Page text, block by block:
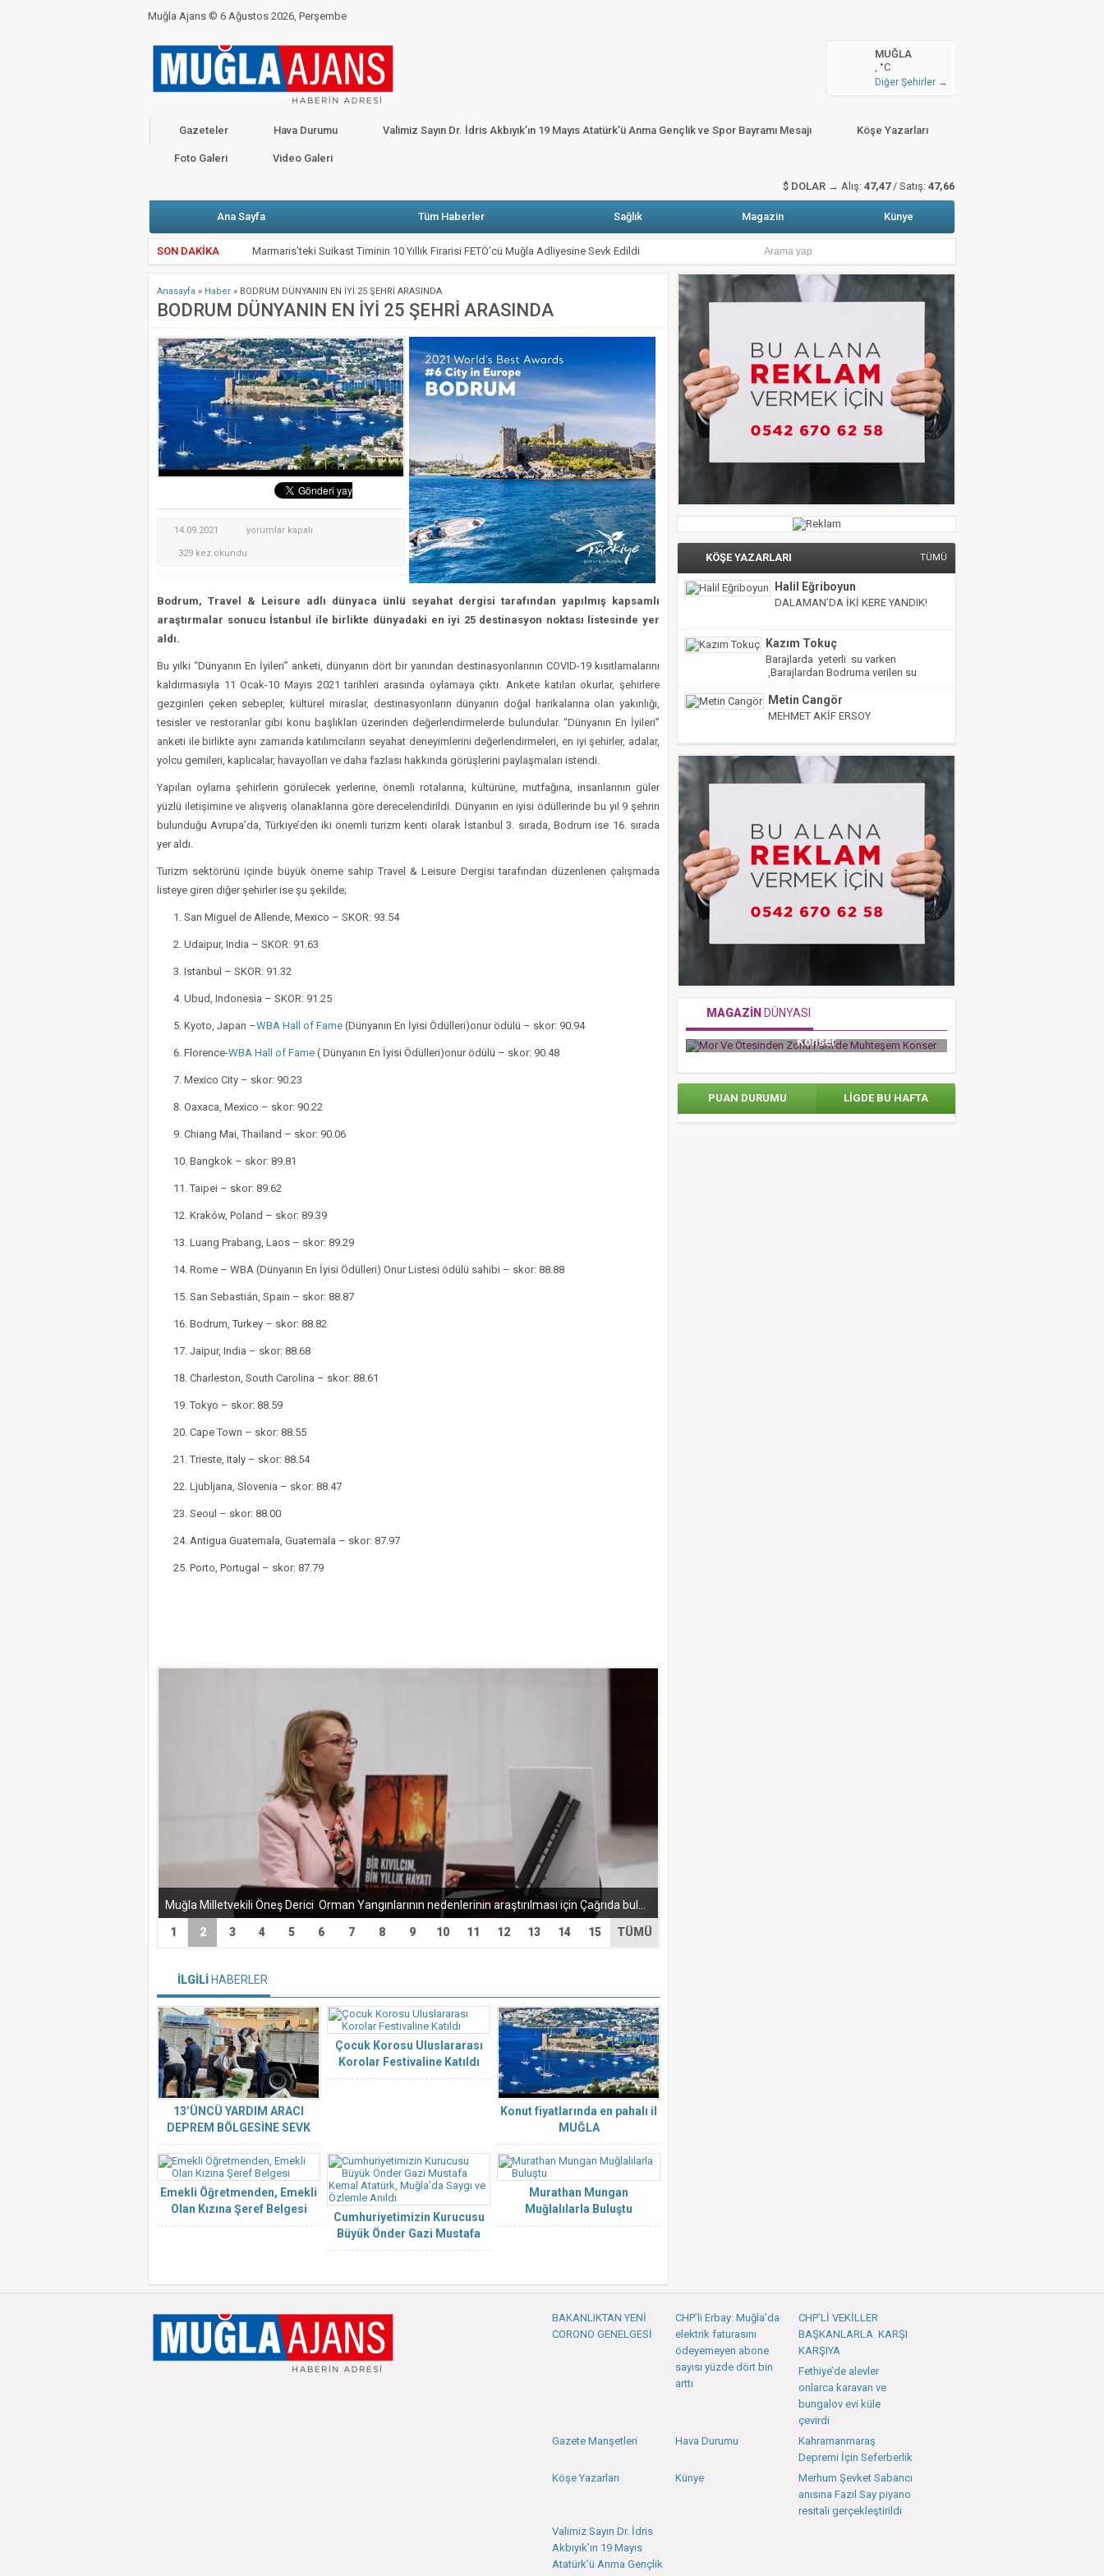
Muğla Ajans © 6 Ağustos 2026, Perşembe
BAKANLIKTAN YENİ CORONO GENELGESİ CHP’li Erbay: Muğla’da elektrik faturasını ödeyemeyen abone sayısı yüzde dört bin arttı
CHP’Lİ VEKİLLER BAŞKANLARLA KARŞI KARŞIYA Hava Durumu
MUĞLA
, °C
Diğer Şehirler →
Gazeteler Hava Durumu Valimiz Sayın Dr. İdris Akbıyık’ın 19 Mayıs Atatürk’ü Anma Gençlik ve Spor Bayramı Mesajı Köşe Yazarları
Foto Galeri Video Galeri
$ DOLAR → Alış: 47,47/ Satış: 47,66
Ana Sayfa Tüm Haberler Sağlık Magazin Künye
SON DAKİKA
Marmaris’teki Suikast Timinin 10 Yıllık Firarisi FETÖ’cü Muğla Adliyesine Sevk Edildi
ATIK KAĞIDIN EL İŞİ VE BOYAMA SANATIYLA TAMAMLADIĞI YOLCULUĞU
Muğla Valiliği’nden kritik uyarı: Yangın riskine karşı tedbir çağrısı
Zeytin Çiçeği Uluslararası Kısa Film Yarışması İçin Başvurular Başladı
Emekli Kafe Menteşe’de Hizmete Açılıyor: Çay 5 TL
Selahattin Sapmaz’ın Adı Menteşe’de Yaşatılacak
Bodrum’da STK’lar el ele verdi, Bodrum FK için kenetlendi
Muğla’nın Yeni Parti İl ve İlçe Başkanları Belli Oldu
Seydikemer’de Yangın Sonrası Seferberlik
Anasayfa » Haber » BODRUM DÜNYANIN EN İYİ 25 ŞEHRİ ARASINDA
BODRUM DÜNYANIN EN İYİ 25 ŞEHRİ ARASINDA
14.09.2021
BODRUM
DÜNYANIN
25
için
yorumlar kapalı
329 kez okundu
Bodrum, Travel & Leisure adlı dünyaca ünlü seyahat dergisi tarafından yapılmış kapsamlı
araştırmalar sonucu İstanbul ile birlikte dünyadaki en iyi 25 destinasyon noktası listesinde yer
aldı.
Bu yılki “Dünyanın En İyileri” anketi, dünyanın dört bir yanından destinasyonlarının COVID-19 kısıtlamalarını
kaldırmasıyla 11 Ocak-10 Mayıs 2021 tarihleri arasında oylamaya çıktı. Ankete katılan okurlar, şehirlere
gezginleri çeken sebepler, kültürel miraslar, destinasyonların dünyanın doğal harikalarına olan yakınlığı,
tesisler ve restoranlar gibi konu başlıkları üzerinden değerlendirmelerde bulundular. “Dünyanın En İyileri”
anketi ile birlikte aynı zamanda katılımcıların seyahat deneyimlerini değerlendirmeleri, en iyi şehirler, adalar,
yolcu gemileri, kaplıcalar, havayolları ve daha fazlası hakkında görüşlerini paylaşmaları istendi.
Yapılan oylama şehirlerin görülecek yerlerine, önemli rotalarına, kültürüne, mutfağına, insanlarının güler
yüzlü iletişimine ve alışveriş olanaklarına göre derecelendirildi. Dünyanın en iyisi ödüllerinde bu yıl 9 şehrin
bulunduğu Avrupa’da, Türkiye’den iki önemli turizm kenti olarak İstanbul 3. sırada, Bodrum ise 16. sırada
yer aldı.
Turizm sektörünü içinde büyük öneme sahip Travel & Leisure Dergisi tarafından düzenlenen çalışmada
listeye giren diğer şehirler ise şu şekilde;
San Miguel de Allende, Mexico – SKOR: 93.54
​​Udaipur, India – SKOR: 91.63
Istanbul – SKOR: 91.32
Ubud, Indonesia – SKOR: 91.25
Kyoto, Japan –WBA Hall of Fame (Dünyanın En İyisi Ödülleri)onur ödülü – skor: 90.94
Florence-WBA Hall of Fame ( Dünyanın En İyisi Ödülleri)onur ödülü – skor: 90.48
Mexico City – skor: 90.23
Oaxaca, Mexico – skor: 90.22
Chiang Mai, Thailand – skor: 90.06
Bangkok – skor: 89.81
Taipei – skor: 89.62
Kraków, Poland – skor: 89.39
Luang Prabang, Laos – skor: 89.29
Rome – WBA (Dünyanın En İyisi Ödülleri) Onur Listesi ödülü sahibi – skor: 88.88
San Sebastián, Spain – skor: 88.87
Bodrum, Turkey – skor: 88.82
Jaipur, India – skor: 88.68
Charleston, South Carolina – skor: 88.61
Tokyo – skor: 88.59
Cape Town – skor: 88.55
Trieste, Italy – skor: 88.54
Ljubljana, Slovenia – skor: 88.47
Seoul – skor: 88.00
Antigua Guatemala, Guatemala – skor: 87.97
Porto, Portugal – skor: 87.79
1 2 3 4 5 6 7 8 9 10 11 12 13 14 15 TÜMÜ
İLGİLİ HABERLER
13’ÜNCÜ YARDIM ARACI
DEPREM BÖLGESİNE SEVK
EDİLDİ
Çocuk Korosu Uluslararası
Korolar Festivaline Katıldı
Konut fiyatlarında en pahalı il
MUĞLA
Emekli Öğretmenden, Emekli
Olan Kızına Şeref Belgesi
Cumhuriyetimizin Kurucusu
Büyük Önder Gazi Mustafa
Kemal Atatürk, Muğla’da
Murathan Mungan
Muğlalılarla Buluştu
KÖŞE YAZARLARI TÜMÜ
Halil Eğriboyun
DALAMAN’DA İKİ KERE YANDIK!
Kazım Tokuç
Barajlarda yeterli su varken
,Barajlardan Bodruma verilen su
miktarı yarıya indirilmiş!
Metin Cangör
MEHMET AKİF ERSOY
MAGAZİN DÜNYASI
Mor Ve Ötesinden Zorlu Psm’de Muhteşem
Konser
PUAN DURUMU LİGDE BU HAFTA
BAKANLIKTAN YENİ
CORONO GENELGESİ
CHP’li Erbay: Muğla’da
elektrik faturasını
ödeyemeyen abone
sayısı yüzde dört bin
arttı
CHP’Lİ VEKİLLER
BAŞKANLARLA KARŞI
KARŞIYA
Fethiye’de alevler
onlarca karavan ve
bungalov evi küle
çevirdi
Gazete Manşetleri
Hava Durumu
Kahramanmaraş
Depremi İçin Seferberlik
Köşe Yazarları
Künye
Merhum Şevket Sabancı
anısına Fazıl Say piyano
resitali gerçekleştirildi
Valimiz Sayın Dr. İdris
Akbıyık’ın 19 Mayıs
Atatürk’ü Anma Gençlik